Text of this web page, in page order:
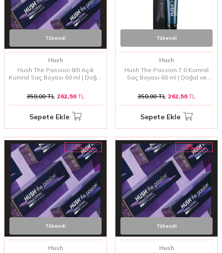
Tükendi
Hush
Hush The Passion 8/0 Açık
Kumral Saç Boyası 60 ml | Doğal
350,00TL 262,50TL
Sepete Ekle
Tükendi
Hush
Hush The Passion 7.0 Kumral
Saç Boyası 60 ml | Doğal ve
350,00TL 262,50TL
Sepete Ekle
%25i̇ndirim
Tükendi
Hush
%25i̇ndirim
Tükendi
Hush